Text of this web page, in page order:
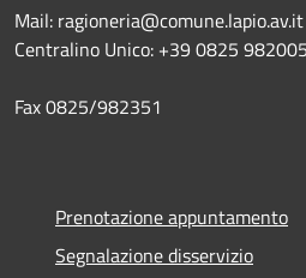
Mail: ragioneria@comune.lapio.av.it
Centralino Unico: +39 0825 982005
Fax 0825/982351
Prenotazione appuntamento
Segnalazione disservizio